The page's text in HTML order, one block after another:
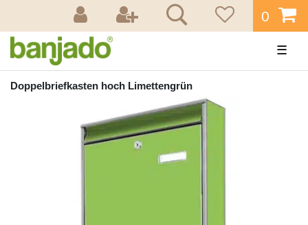
0
☰
Doppelbriefkasten hoch Limettengrün